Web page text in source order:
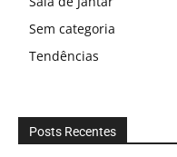
Sem categoria
Tendências
Posts Recentes